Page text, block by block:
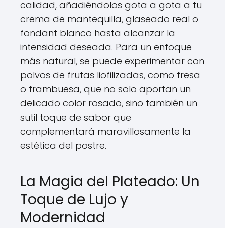
calidad, añadiéndolos gota a gota a tu
crema de mantequilla, glaseado real o
fondant blanco hasta alcanzar la
intensidad deseada. Para un enfoque
más natural, se puede experimentar con
polvos de frutas liofilizadas, como fresa
o frambuesa, que no solo aportan un
delicado color rosado, sino también un
sutil toque de sabor que
complementará maravillosamente la
estética del postre.
La Magia del Plateado: Un
Toque de Lujo y
Modernidad